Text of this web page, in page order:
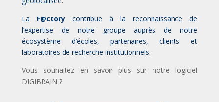
La F@ctory contribue à la reconnaissance de
l’expertise de notre groupe auprès de notre
écosystème d’écoles, partenaires, clients et
laboratoires de recherche institutionnels.
Vous souhaitez en savoir plus sur notre logiciel
DIGIBRAIN ?